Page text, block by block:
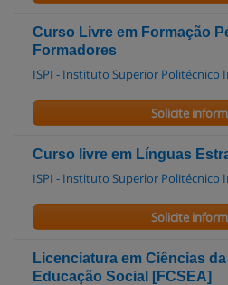
Curso Livre em Formação
Formadores
ISPI - Instituto Superior Politécnico
Solicite
Curso livre em Línguas
ISPI - Instituto Superior Politécnico
Solicite
Licenciatura em Ciências
Educação Social [FCSEA]